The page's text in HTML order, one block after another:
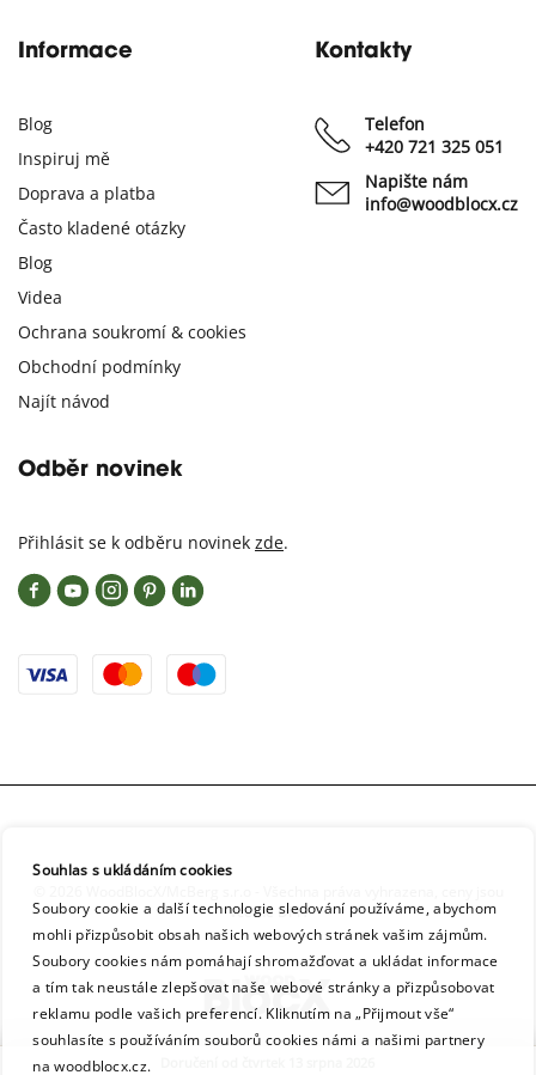
Informace
Blog
Inspiruj mě
Doprava a platba
Často kladené otázky
Blog
Videa
Ochrana soukromí & cookies
Obchodní podmínky
Najít návod
Kontakty
Telefon
+420 721 325 051
Napište nám
info@woodblocx.cz
Odběr novinek
Přihlásit se k odběru novinek zde.
včetně DPH
Souhlas s ukládáním cookies
Soubory cookie a další technologie sledování používáme, abychom
mohli přizpůsobit obsah našich webových stránek vašim zájmům.
Soubory cookies nám pomáhají shromažďovat a ukládat informace
a tím tak neustále zlepšovat naše webové stránky a přizpůsobovat
reklamu podle vašich preferencí. Kliknutím na „Přijmout vše“
souhlasíte s používáním souborů cookies námi a našimi partnery
na woodblocx.cz.